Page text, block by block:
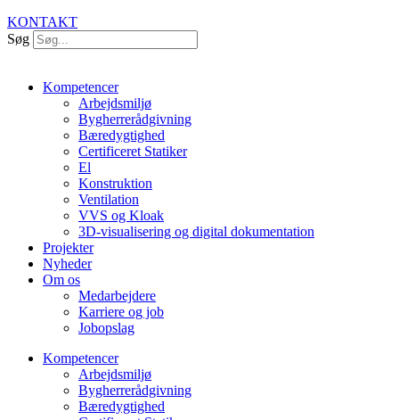
KONTAKT
Søg
Kompetencer
Arbejdsmiljø
Bygherrerådgivning
Bæredygtighed
Certificeret Statiker
El
Konstruktion
Ventilation
VVS og Kloak
3D-visualisering og digital dokumentation
Projekter
Nyheder
Om os
Medarbejdere
Karriere og job
Jobopslag
Kompetencer
Arbejdsmiljø
Bygherrerådgivning
Bæredygtighed